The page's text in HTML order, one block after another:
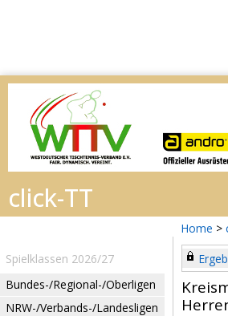
Home >
Spielklassen 2026/27
Bundes-/Regional-/Oberligen
NRW-/Verbands-/Landesligen